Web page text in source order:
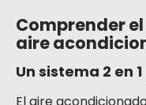
Comprender
aire
Un sistema 2 en